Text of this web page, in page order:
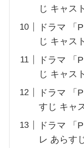
じ キャスト
ドラマ 「
じ キャスト
ドラマ 「
じ キャスト
ドラマ 「
すじ キャ
ドラマ 「
レ あらす